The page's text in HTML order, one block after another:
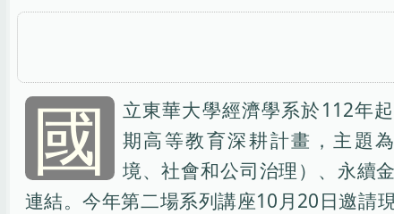
國
立東華大學經濟學系於112年
期高等教育深耕計畫，主題
境、社會和公司治理）、永續
連結。今年第二場系列講座10月20日邀請